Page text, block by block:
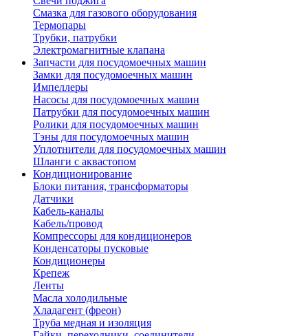
Смазка для газового оборудования
Термопары
Трубки, патрубки
Электромагнитные клапана
Запчасти для посудомоечных машин
Замки для посудомоечных машин
Импеллеры
Насосы для посудомоечных машин
Патрубки для посудомоечных машин
Ролики для посудомоечных машин
Тэны для посудомоечных машин
Уплотнители для посудомоечных машин
Шланги с аквастопом
Кондиционирование
Блоки питания, трансформаторы
Датчики
Кабель-каналы
Кабель/провод
Компрессоры для кондиционеров
Конденсаторы пусковые
Кондиционеры
Крепеж
Ленты
Масла холодильные
Хладагент (фреон)
Труба медная и изоляция